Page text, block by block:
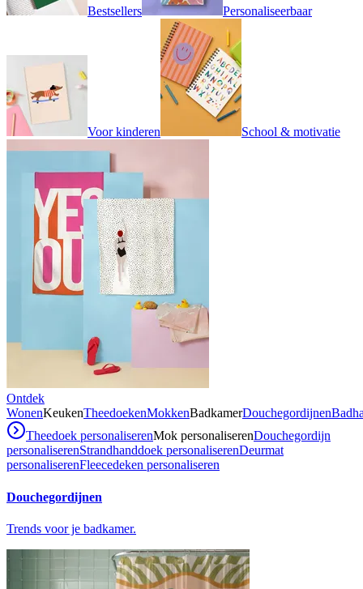
Bestsellers Personaliseerbaar
Voor kinderen School & motivatie
Ontdek
WonenKeukenTheedoekenMokkenBadkamerDouchegordijnen
Theedoek personaliserenMok personaliserenDouchegordijn
personaliserenStrandhanddoek personaliserenDeurmat
personaliserenFleecedeken personaliseren
Douchegordijnen
Trends voor je badkamer.